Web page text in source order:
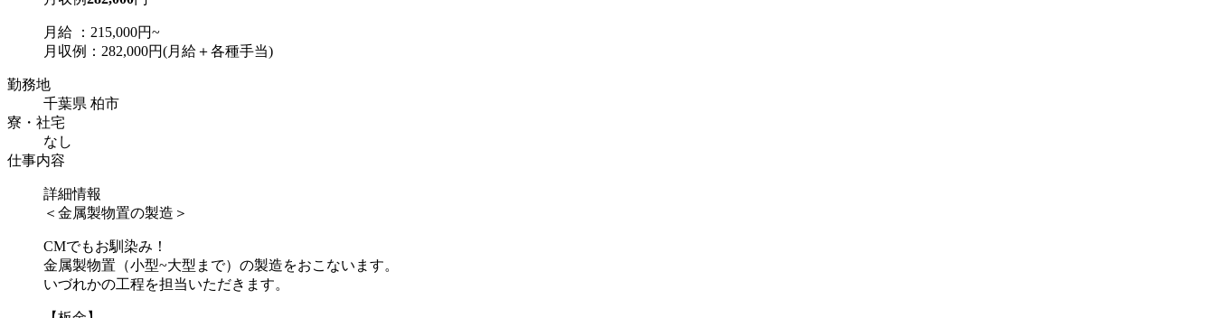
月給 ：215,000円~
月収例：282,000円(月給＋各種手当)
勤務地
千葉県 柏市
寮・社宅
なし
仕事内容
詳細情報
＜金属製物置の製造＞
CMでもお馴染み！
金属製物置（小型~大型まで）の製造をおこないます。
いづれかの工程を担当いただきます。